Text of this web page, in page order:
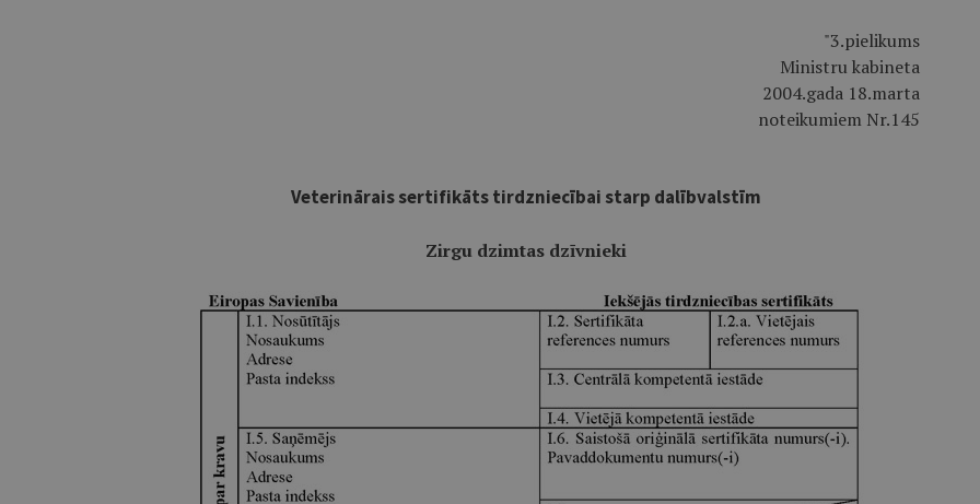
"3.pielikums
Ministru kabineta
2004.gada 18.marta
noteikumiem Nr.145
Veterinārais sertifikāts tirdzniecībai starp dalībvalstīm
Zirgu dzimtas dzīvnieki